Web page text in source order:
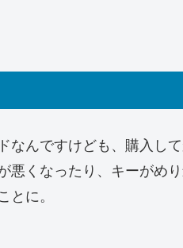
なんですけども、購入し
悪くなったり、キーがめ
に。